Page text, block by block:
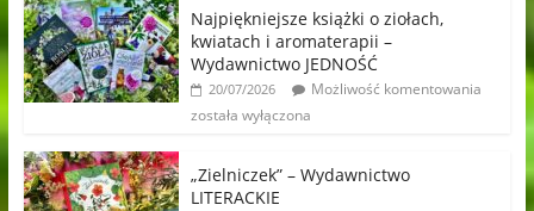
Najpiękniejsze książki o ziołach,
kwiatach i aromaterapii –
Wydawnictwo JEDNOŚĆ
20/07/2026
Możliwość komentowania
została wyłączona
„Zielniczek” – Wydawnictwo
LITERACKIE